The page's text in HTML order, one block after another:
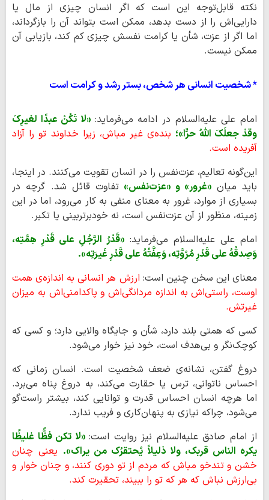
نکته قابل‌توجه این است که اگر انسان چیزی از مال یا
دارایی‌اش را از دست بدهد، ممکن است بتواند آن را بازگرداند،
اما اگر از عزت، شأن یا کرامت نفسش چیزی کم کند، بازیابی آن
ممکن نیست.
* شخصیت انسانی هر شخص، بستر رشد و کرامت است
امام علی علیه‌السلام در ادامه می‌فرماید: «لا تَکُنْ عبدًا لغیرِکَ
وقدْ جعلَکَ اللهُ حرًّا»؛ بنده‌ی غیر مباش، زیرا خداوند تو را آزاد
آفریده است.
این‌گونه تعالیم، عزت‌نفس را در انسان تقویت می‌کنند. در اینجا،
باید میان «غرور» و «عزت‌نفس» تفاوت قائل شد. گرچه در
بسیاری از موارد، غرور به معنای منفی به کار می‌رود، اما در این
زمینه، منظور از آن عزت‌نفس است، نه خودبرتربینی یا تکبر.
امام علی علیه‌السلام می‌فرماید: «قَدْرُ الرَّجُلِ علی قَدْرِ هِمَّتِه،
وَصِدقُهُ علی قَدْرِ مُرُوَّتِه، وَعِفَّتُهُ علی قَدْرِ غَیرَتِه».
معنای این سخن چنین است: ارزش هر انسانی به اندازه‌ی همت
اوست، راستی‌اش به اندازه مردانگی‌اش و پاکدامنی‌اش به میزان
غیرتش.
کسی که همتی بلند دارد، شأن و جایگاه والایی دارد؛ و کسی که
کوچک‌نگر و بی‌هدف است، خود نیز خوار می‌شود.
دروغ گفتن، نشانه‌ی ضعف شخصیت است. انسان زمانی که
احساس ناتوانی، ترس یا حقارت می‌کند، به دروغ پناه می‌برد.
اما هرچه انسان احساس قدرت و توانایی کند، بیشتر راست‌گو
می‌شود، چراکه نیازی به پنهان‌کاری و فریب ندارد.
از امام صادق علیه‌السلام نیز روایت است: «لا تکن فظًّا غلیظًا
یکره الناس قربک، ولا ذلیلاً یُحتقرُک من یراک». یعنی چنان
خشن و تندخو مباش که مردم از تو دوری کنند، و چنان خوار و
بی‌ارزش نباش که هر که تو را ببیند، تحقیرت کند.